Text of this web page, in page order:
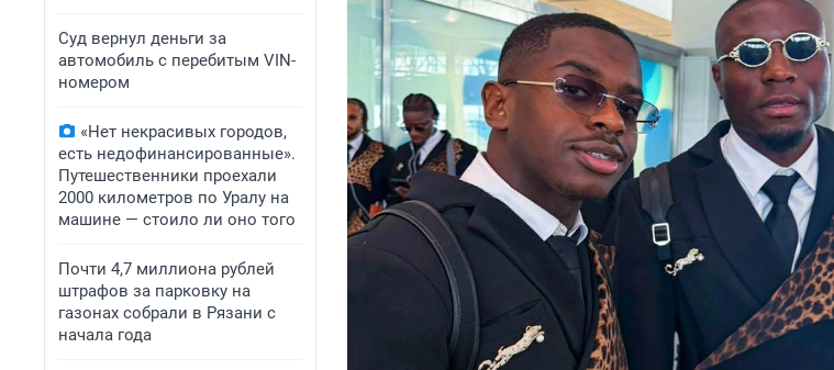
Суд вернул деньги за
автомобиль с перебитым VIN-
номером
«Нет некрасивых городов,
есть недофинансированные».
Путешественники проехали
2000 километров по Уралу на
машине — стоило ли оно того
Почти 4,7 миллиона рублей
штрафов за парковку на
газонах собрали в Рязани с
начала года